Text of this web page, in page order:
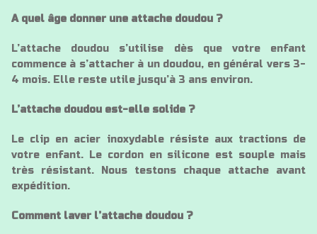
A quel âge donner une attache doudou ?
L’attache doudou s’utilise dès que votre enfant
commence à s’attacher à un doudou, en général vers 3-
4 mois. Elle reste utile jusqu’à 3 ans environ.
L’attache doudou est-elle solide ?
Le clip en acier inoxydable résiste aux tractions de
votre enfant. Le cordon en silicone est souple mais
très résistant. Nous testons chaque attache avant
expédition.
Comment laver l’attache doudou ?